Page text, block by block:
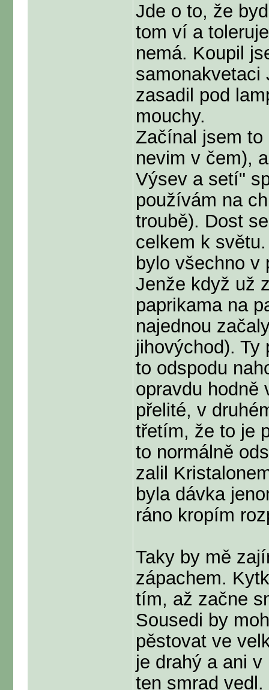
Jde o to, že
tom ví a
nemá. Koupil
samonakvetaci
zasadil pod
mouchy.
Začínal jsem
nevim v čem),
Výsev a setí"
používám na
troubě). Dost
celkem k
bylo všechno v
Jenže když už
paprikama na
najednou
jihovýchod).
to odspodu
opravdu hodně
přelité, v
třetím, že to je
to normálně
zalil
byla dávka
ráno kropím
Taky by mě
zápachem.
tím, až začne
Sousedi by
pěstovat ve
je drahý a ani
ten smrad vedl.